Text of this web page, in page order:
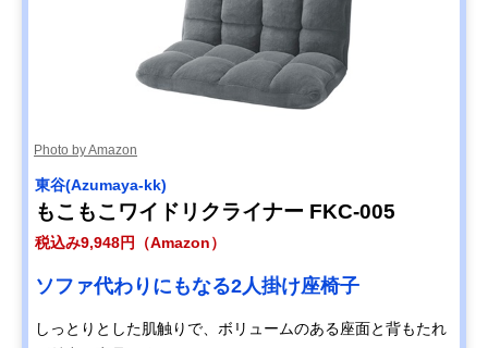
Photo by Amazon
東谷(Azumaya-kk)
もこもこワイドリクライナー FKC-005
税込み9,948円（Amazon）
ソファ代わりにもなる2人掛け座椅子
しっとりとした肌触りで、ボリュームのある座面と背もたれ